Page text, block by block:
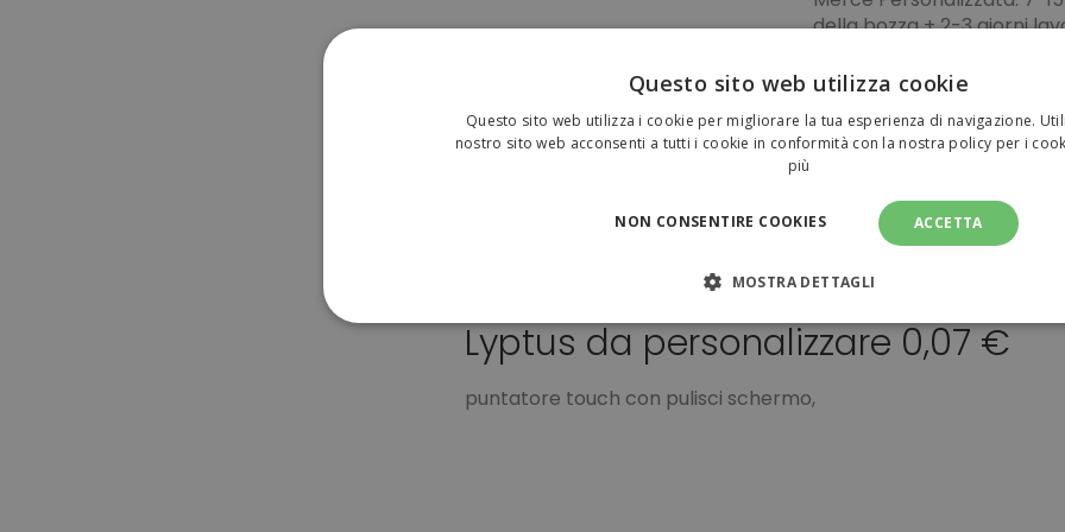
della bozza + 2-3 giorni
Pagamenti sicuri
Puntatore Touch Pulisci Schermo
Lyptus da personalizzare 0,07 €
puntatore touch con pulisci schermo,
Questo sito web utilizza cookie
Questo sito web utilizza i cookie per migliorare la tua esperienza di navigazione.
nostro sito web acconsenti a tutti i cookie in conformità con la nostra policy per i
più
ACCETTA
NON CONSENTIRE COOKIES
MOSTRA DETTAGLI
STRETTAMENTE NECESSARI PERFORMANCE TARGETING
NON CLASSIFICATI